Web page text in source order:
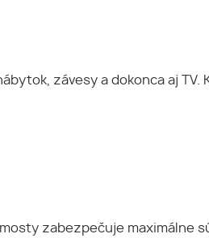
závesy a dokonca aj TV.
zabezpečuje maximálne